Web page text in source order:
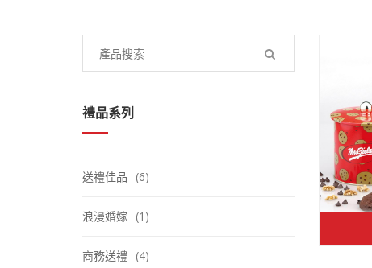
禮品系列
送禮佳品 (6)
浪漫婚嫁 (1)
商務送禮 (4)